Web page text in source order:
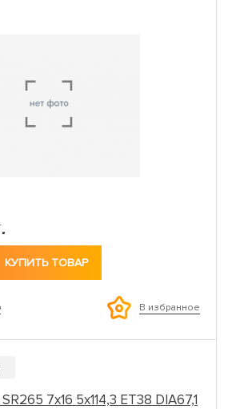
КУПИТЬ ТОВАР
В избранное
7x16 5x114,3 ET38 DIA67,1